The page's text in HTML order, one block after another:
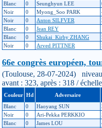
Blanc
0 Seunghyun LEE
Noir
0 Myong_Soo PARK
Noir
0 Anton SILFVER
Blanc
0 Jean REY
Blanc
0 Shukai_Kirby ZHANG
Noir
0 Arved PITTNER
66e congrès européen,
(Toulouse, 28-07-2024)
avant : 323, après : 318 /
Couleur Hd Adversaire
Blanc
0 Haoyang SUN
Noir
0 Ari-Pekka PERKKIO
Blanc
0 James LOU